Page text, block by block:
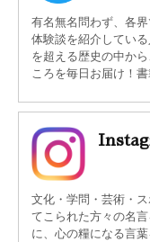
有名無名問わず、各
体験談を紹介してい
を超える歴史の中か
ころを毎日お届け！
文化・学問・芸術・
てこられた方々の名言
に、心の糧になる言